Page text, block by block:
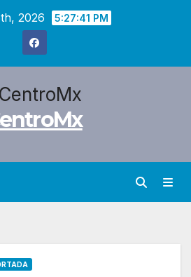
2026 5:27:42 PM